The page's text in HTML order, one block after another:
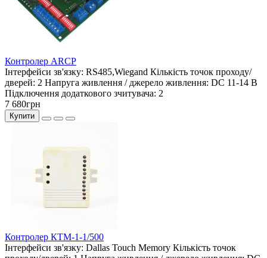
Контролер ARCP
Інтерфейси зв'язку: RS485,Wiegand Кількість точок проходу/
дверей: 2 Напруга живлення / джерело живлення: DC 11-14 В
Підключення додаткового зчитувача: 2
7 680грн
Купити
Контролер КТМ-1-1/500
Інтерфейси зв'язку: Dallas Touch Memory Кількість точок